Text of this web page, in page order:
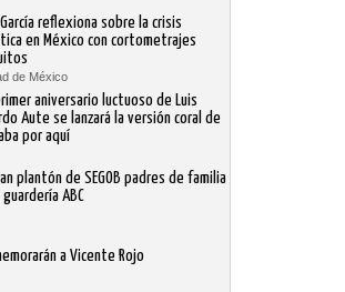
reflexiona sobre la crisis
en México con cortometrajes
de México
aniversario luctuoso de Luis
Aute se lanzará la versión coral de
por aquí
plantón de SEGOB padres de familia
ABC
a Vicente Rojo